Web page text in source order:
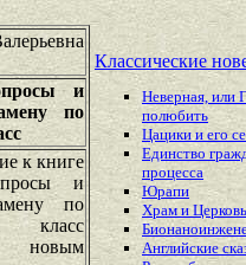
и
по
к книге
и
по
класс
новым
Классические
Неверная, или
полюбить
Цацики и его
Единство
процесса
Юрапи
Храм и Церковь
Английские